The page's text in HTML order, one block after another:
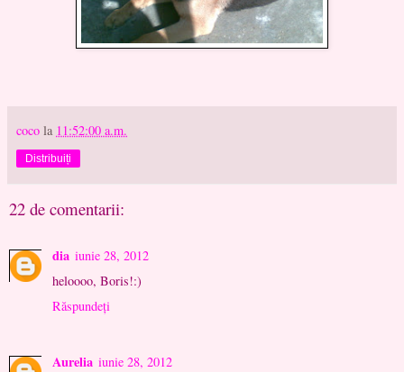
coco la 11:52:00 a.m.
Distribuiți
22 de comentarii:
dia iunie 28, 2012
heloooo, Boris!:)
Răspundeți
Aurelia iunie 28, 2012